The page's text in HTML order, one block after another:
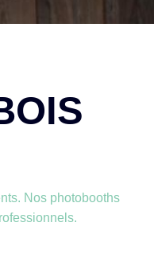
Nos photobooths